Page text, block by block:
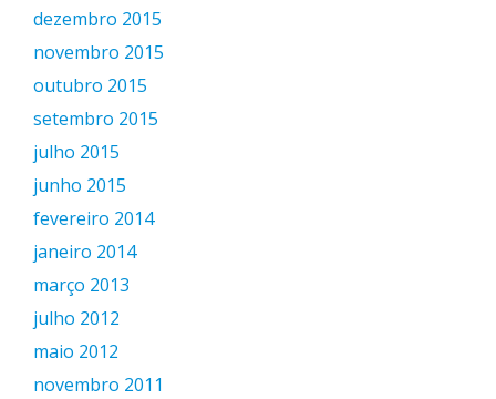
dezembro 2015
novembro 2015
outubro 2015
setembro 2015
julho 2015
junho 2015
fevereiro 2014
janeiro 2014
março 2013
julho 2012
maio 2012
novembro 2011